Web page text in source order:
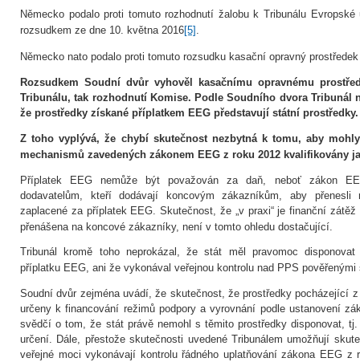
Německo podalo proti tomuto rozhodnutí žalobu k Tribunálu
rozsudkem ze dne 10. května 2016[5] .
Německo nato podalo proti tomuto rozsudku kasační opravný
Rozsudkem Soudní dvůr vyhověl kasačnímu opravnému
Tribunálu, tak rozhodnutí Komise. Podle Soudního dvora Tribunál
že prostředky získané příplatkem EEG představují státní prostředky.
Z toho vyplývá, že chybí skutečnost nezbytná k tomu, aby
mechanismů zavedených zákonem EEG z roku 2012 kvalifikovány
Příplatek EEG nemůže být považován za daň, neboť zákon
dodavatelům, kteří dodávají koncovým zákazníkům, aby
zaplacené za příplatek EEG. Skutečnost, že „v praxi“ je finanční
přenášena na koncové zákazníky, není v tomto ohledu dostačující.
Tribunál kromě toho neprokázal, že stát měl pravomoc
příplatku EEG, ani že vykonával veřejnou kontrolu nad PPS
Soudní dvůr zejména uvádí, že skutečnost, že prostředky pocházející
určeny k financování režimů podpory a vyrovnání podle ustanovení
svědčí o tom, že stát právě nemohl s těmito prostředky disponovat,
určení. Dále, přestože skutečnosti uvedené Tribunálem umožňují
veřejné moci vykonávají kontrolu řádného uplatňování zákona EEG z